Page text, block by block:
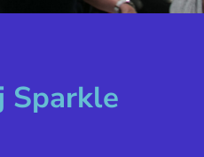
Sparkle